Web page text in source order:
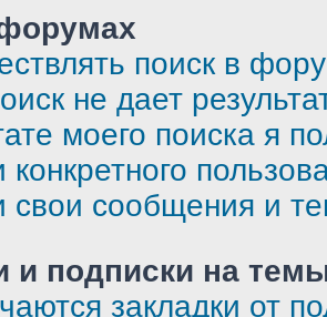
поиск в
не дает
моего поиска я
конкретного
свои сообщения и
и подписки на
закладки от